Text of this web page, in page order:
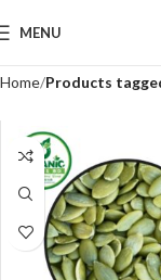
MENU
Home Products tagged